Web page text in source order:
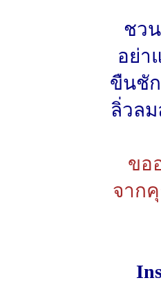
ชว
อย่า
ขืนชั
ลิ่วล
ขอ
จาก